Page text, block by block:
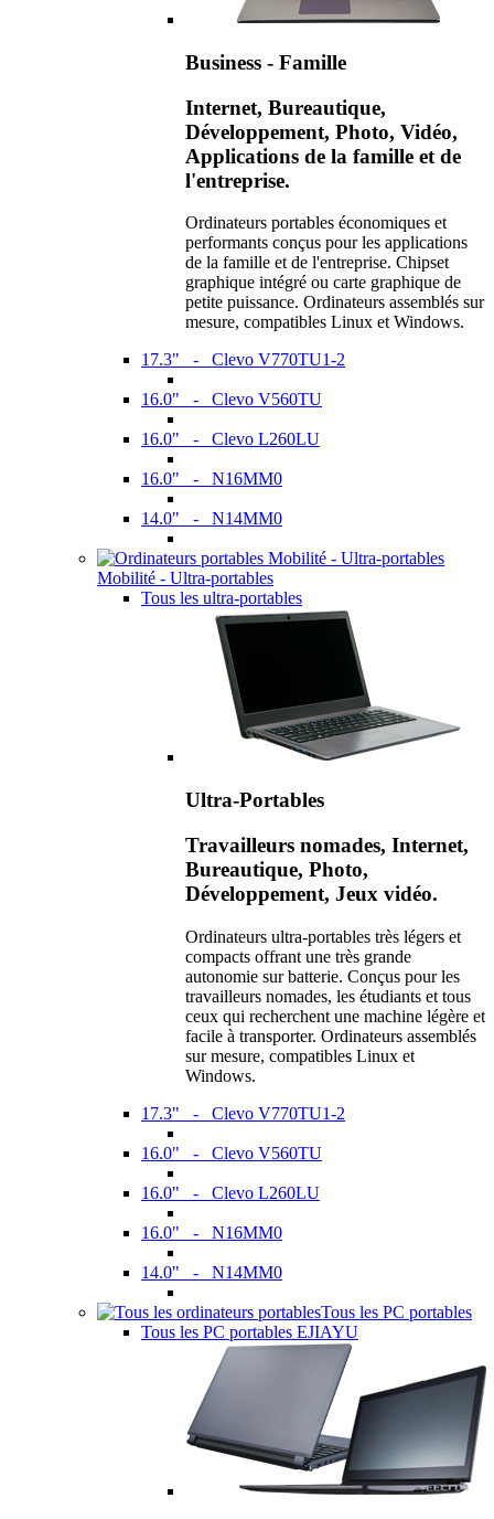
Business - Famille
Internet, Bureautique,
Développement, Photo, Vidéo,
Applications de la famille et de
l'entreprise.
Ordinateurs portables économiques et
performants conçus pour les applications
de la famille et de l'entreprise. Chipset
graphique intégré ou carte graphique de
petite puissance. Ordinateurs assemblés sur
mesure, compatibles Linux et Windows.
17.3" - Clevo V770TU1-2
16.0" - Clevo V560TU
16.0" - Clevo L260LU
16.0" - N16MM0
14.0" - N14MM0
Mobilité - Ultra-portables
Tous les ultra-portables
Ultra-Portables
Travailleurs nomades, Internet,
Bureautique, Photo,
Développement, Jeux vidéo.
Ordinateurs ultra-portables très légers et
compacts offrant une très grande
autonomie sur batterie. Conçus pour les
travailleurs nomades, les étudiants et tous
ceux qui recherchent une machine légère et
facile à transporter. Ordinateurs assemblés
sur mesure, compatibles Linux et
Windows.
17.3" - Clevo V770TU1-2
16.0" - Clevo V560TU
16.0" - Clevo L260LU
16.0" - N16MM0
14.0" - N14MM0
Tous les PC portables
Tous les PC portables EJIAYU